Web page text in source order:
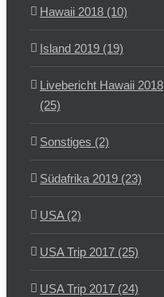
Hawaii 2018 (10)
Island 2019 (19)
Livebericht Hawaii 2018
(25)
Sonstiges (2)
Südafrika 2019 (23)
USA (2)
USA Trip 2017 (25)
USA Trip 2017 (24)